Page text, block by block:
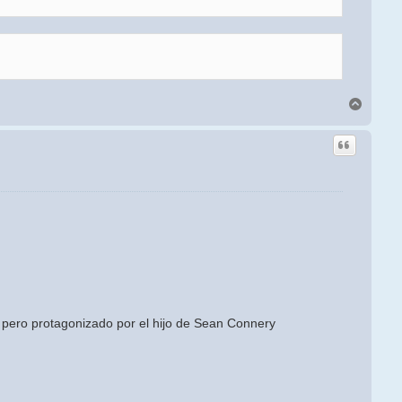
protagonizado por el hijo de Sean Connery